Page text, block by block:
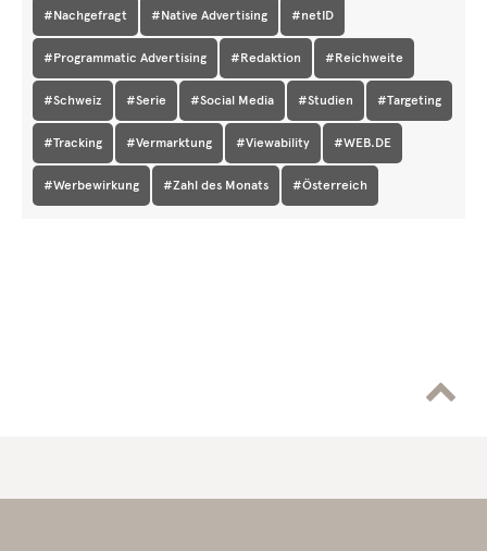
#Nachgefragt #Native Advertising #netID
#Programmatic Advertising #Redaktion #Reichweite
#Schweiz #Serie #Social Media #Studien #Targeting
#Tracking #Vermarktung #Viewability #WEB.DE
#Werbewirkung #Zahl des Monats #Österreich
